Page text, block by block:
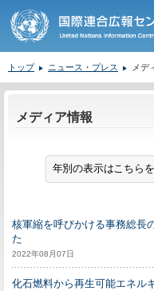
トップ ニュース・プレス メデ
メディア情報
核軍縮を呼びかける事務総長
た
2022年08月07日
化石燃料から再生可能エネル